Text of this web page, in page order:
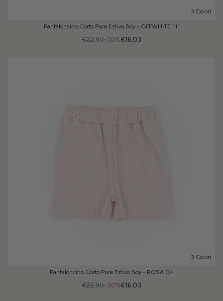
3 Colori
Pantaloncino Corto Pure Estivo Boy - OFFWHITE 111
-30%
€22,90 €16,03
3 Colori
Pantaloncino Corto Pure Estivo Boy - ROSA 04
-30%
€22,90 €16,03